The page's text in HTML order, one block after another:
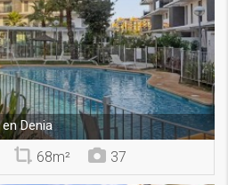
Denia
68m² 37